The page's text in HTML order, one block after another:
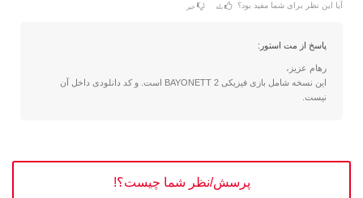
آیا این نظر برای شما مفید بود؟ بله خیر
پاسخ از مت استور:
رهام عزیز،
این نسخه شامل بازی فیزیکی BAYONETT 2 است. و کد دانلودی داخل آن
نیست.
پرسش/نظر شما چیست؟!